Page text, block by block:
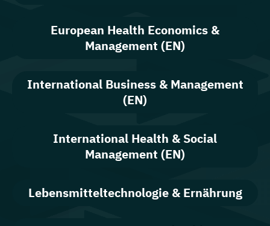
European Health Economics &
Management (EN)
International Business & Management
(EN)
International Health & Social
Management (EN)
Lebensmitteltechnologie & Ernährung